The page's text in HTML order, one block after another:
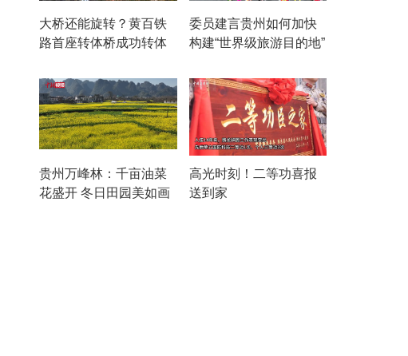
大桥还能旋转？黄百铁
路首座转体桥成功转体
委员建言贵州如何加快
构建“世界级旅游目的地”
贵州万峰林：千亩油菜
花盛开 冬日田园美如画
高光时刻！二等功喜报
送到家